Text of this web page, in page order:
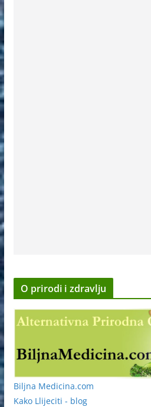
O prirodi i zdravlju
Biljna Medicina.com
Kako Llijeciti - blog